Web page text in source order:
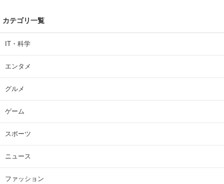
カテゴリ一覧
IT・科学
エンタメ
グルメ
ゲーム
スポーツ
ニュース
ファッション